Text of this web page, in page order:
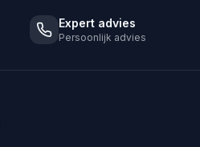
Expert advies
Persoonlijk advies